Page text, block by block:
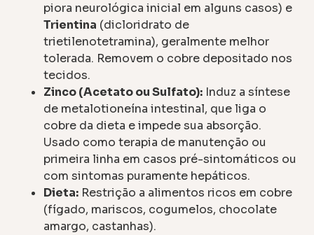
piora neurológica inicial em alguns casos) e
Trientina (dicloridrato de
trietilenotetramina), geralmente melhor
tolerada. Removem o cobre depositado nos
tecidos.
Zinco (Acetato ou Sulfato): Induz a síntese
de metalotioneína intestinal, que liga o
cobre da dieta e impede sua absorção.
Usado como terapia de manutenção ou
primeira linha em casos pré-sintomáticos ou
com sintomas puramente hepáticos.
Dieta: Restrição a alimentos ricos em cobre
(fígado, mariscos, cogumelos, chocolate
amargo, castanhas).